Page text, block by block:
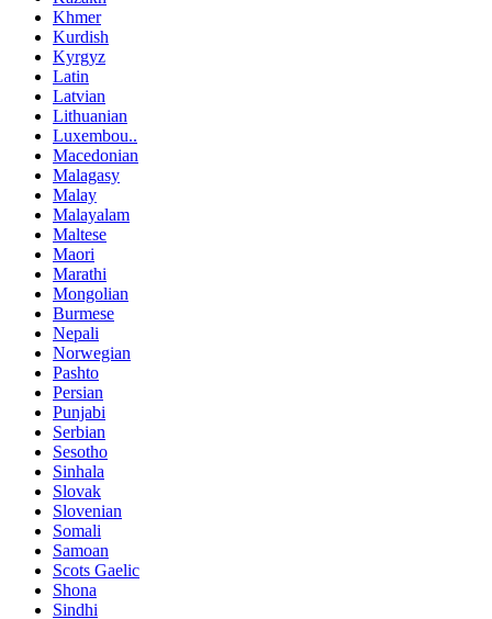
Khmer
Kurdish
Kyrgyz
Latin
Latvian
Lithuanian
Luxembou..
Macedonian
Malagasy
Malay
Malayalam
Maltese
Maori
Marathi
Mongolian
Burmese
Nepali
Norwegian
Pashto
Persian
Punjabi
Serbian
Sesotho
Sinhala
Slovak
Slovenian
Somali
Samoan
Scots Gaelic
Shona
Sindhi